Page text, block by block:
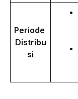
Periode
Distribu
si